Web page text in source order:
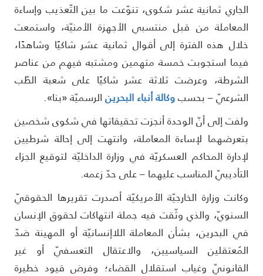
ثمانية عشر شكوى، تنوّعت ما بين التّعذيب وإساءة
من قبل منتسبي الأجهزة الأمنيّة، واستمعت
هذه الفترة إلى أقوال ثمانية عشر شاكيًا وشاهدًا،
استجوبت خمسة متهمين ومشتبه فيهم من عناصر
وعرضت ثلاثة عشر شاكيًا على شعبة الطّب
– بحسبوكالة أنباء البحرينالرسميّة «بنا».
إلى أنّ الوحدة أنجزت تحقيقاتها في شكوى شخصين
لإساءة المعاملة، وانتهت إلى إحالة شرطيين
المحاكم العسكريّة في وزارة الداخليّة لتوقيع الجزاء
المناسب عليهما – على حدّ زعمه.
وزارة الخارجيّة الأمريكيّة أصدرت تقريرها الحقوقيّ
والذي وثّقت فيه جملة انتهاكات لحقوق الإنسان
البحرين، بشأن المعاملة اللاإنسانيّة أو المهينة ضدّ
السياسيين، والاعتقال التعسفيّ أو غير
وغياب استقلال القضاء؛ وفرض قيود خطيرة